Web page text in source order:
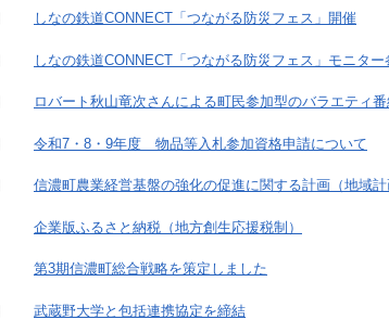
しなの鉄道CONNECT「つながる防災フェス」開催
しなの鉄道CONNECT「つながる防災フェス」モニタ
ロバート秋山竜次さんによる町民参加型のバラエティ番
令和7・8・9年度 物品等入札参加資格申請について
信濃町農業経営基盤の強化の促進に関する計画（地域
企業版ふるさと納税（地方創生応援税制）
第3期信濃町総合戦略を策定しました
武蔵野大学と包括連携協定を締結